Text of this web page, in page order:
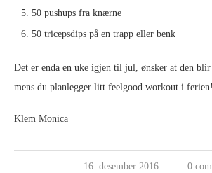
50 pushups fra knærne
50 tricepsdips på en trapp eller benk
Det er enda en uke igjen til jul, ønsker at den
mens du planlegger litt feelgood workout i ferien!
Klem Monica
16. desember 2016 0